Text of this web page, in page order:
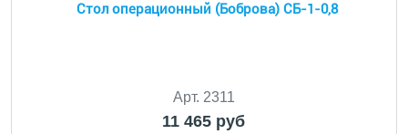
Стол операционный (Боброва) СБ-1-0,8
Арт. 2311
11 465 руб